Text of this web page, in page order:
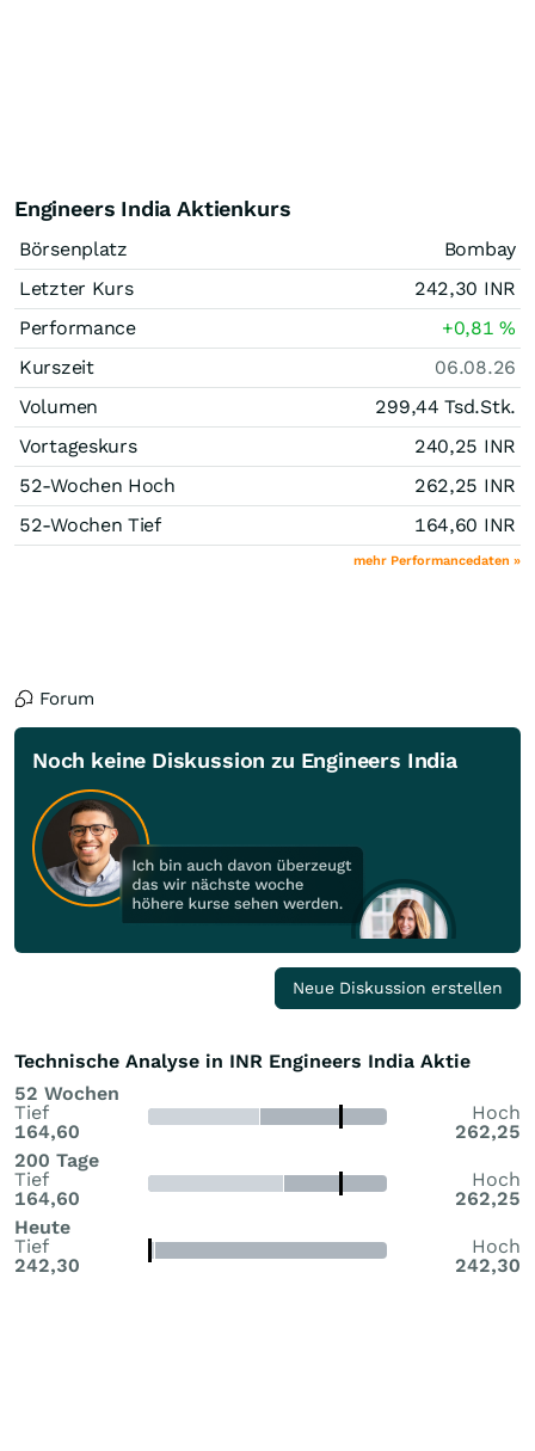
Engineers India Aktienkurs
Börsenplatz
Bombay
Letzter Kurs
242,30 INR
Performance
+0,81%
Kurszeit
06.08.26
Volumen
299,44 Tsd.Stk.
Vortageskurs
240,25 INR
52-Wochen Hoch
262,25 INR
52-Wochen Tief
164,60 INR
mehr Performancedaten »
Forum
Noch keine Diskussion zu Engineers India
Neue Diskussion erstellen
Technische Analyse in INR Engineers India Aktie
52 Wochen
Tief
164,60
Hoch
262,25
200 Tage
Tief
164,60
Hoch
262,25
Heute
Tief
242,30
Hoch
242,30